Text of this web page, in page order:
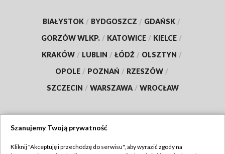
BIAŁYSTOK / BYDGOSZCZ / GDAŃSK /
GORZÓW WLKP. / KATOWICE / KIELCE /
KRAKÓW / LUBLIN / ŁÓDŹ / OLSZTYN /
OPOLE / POZNAŃ / RZESZÓW /
SZCZECIN / WARSZAWA / WROCŁAW
Szanujemy Twoją prywatność
Kliknij "Akceptuję i przechodzę do serwisu", aby wyrazić zgody na